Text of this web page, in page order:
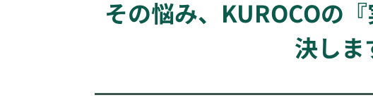
その悩み、KUROCOの
決しま